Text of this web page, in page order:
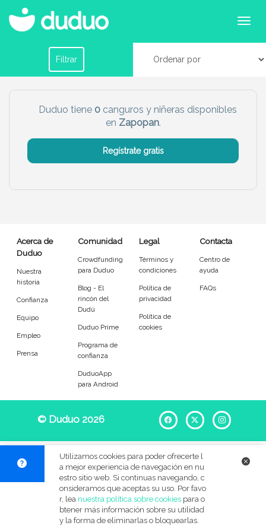
Canguros o niñeras en Zapopan
Filtrar
Filtrar por horario
Más servicio del dudú
Limpieza Manitas
Entrenador Asistente
Tipo de atención
Ocasional
Recoger del colegio
Refuerzo escolar
Para jugar
En verano Festivos
BB&C
Edades de mis pequeños
Duduo tiene 0canguros y niñeras disponibles
en Zapopan.
Regístrate gratis
Acerca de
Duduo
Nuestra
historia
Confianza
Equipo
Empleo
Prensa
Comunidad
Crowdfunding
para Duduo
Blog - El
rincón del
Dudú
Duduo Prime
Programa de
confianza
DuduoApp
para Android
Legal
Términos y
condiciones
Política de
privacidad
Política de
cookies
Contacta
Centro de
ayuda
FAQs
© Duduo 2026 Facebook
X
Utilizamos cookies para poder ofrecerte l
a mejor experiencia de navegación en nu
estro sitio web. Si continuas navegando, c
onsideramos que aceptas su uso. Por favo
r, lea nuestra política sobre cookiespara o
btener más información sobre su utilidad
y la forma de eliminarlas o bloquearlas.